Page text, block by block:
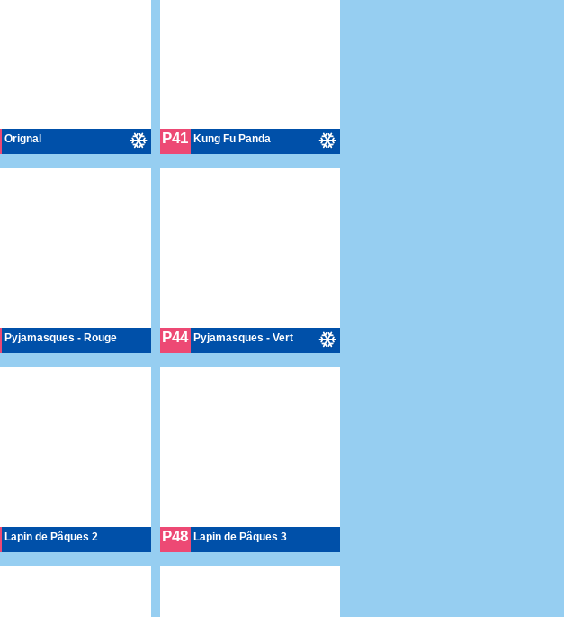
Orignal P41 Kung Fu Panda
Pyjamasques - Rouge P44 Pyjamasques - Vert
Lapin de Pâques 2 P48 Lapin de Pâques 3